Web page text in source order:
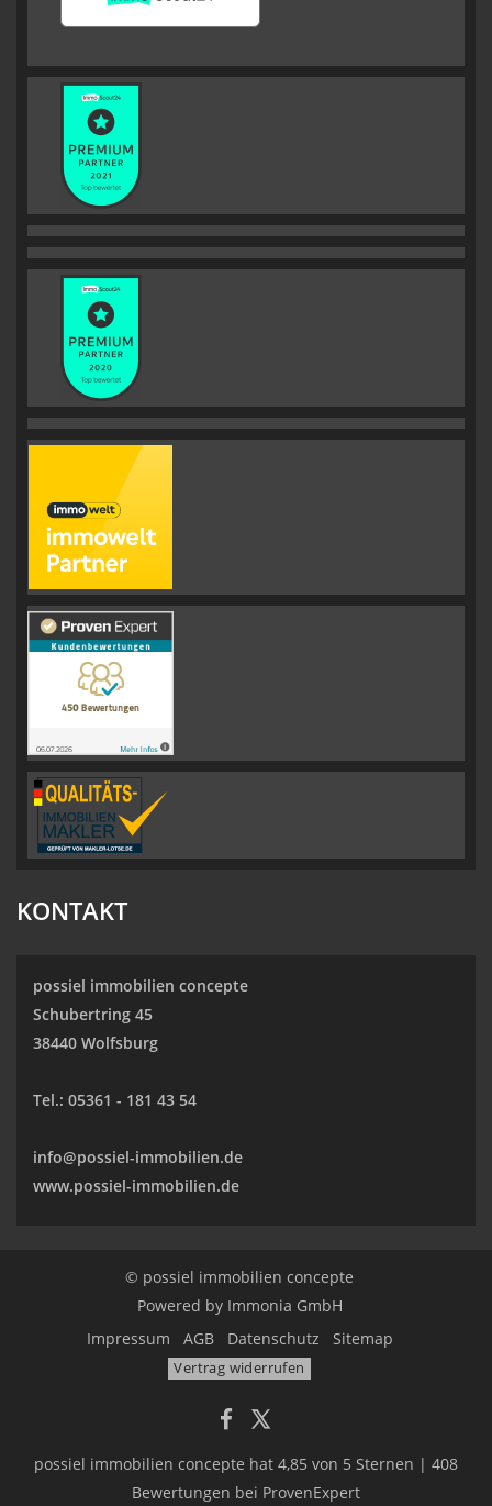
KONTAKT
possiel immobilien concepte
Schubertring 45
38440 Wolfsburg
Tel.: 05361 - 181 43 54
info@possiel-immobilien.de
www.possiel-immobilien.de
© possiel immobilien concepte
Powered by Immonia GmbH
Impressum
AGB Datenschutz Sitemap
Vertrag widerrufen
possiel immobilien concepte hat 4,85 von 5 Sternen | 408
Bewertungen bei ProvenExpert